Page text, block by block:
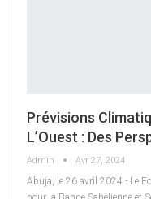
Prévisions
L’Ouest : Des
Admin Avr 27, 2024
Abuja, le 26 avril 2024 - Le